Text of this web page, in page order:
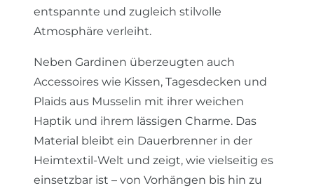
entspannte und zugleich stilvolle
Atmosphäre verleiht.
Neben Gardinen überzeugten auch
Accessoires wie Kissen, Tagesdecken und
Plaids aus Musselin mit ihrer weichen
Haptik und ihrem lässigen Charme. Das
Material bleibt ein Dauerbrenner in der
Heimtextil-Welt und zeigt, wie vielseitig es
einsetzbar ist – von Vorhängen bis hin zu